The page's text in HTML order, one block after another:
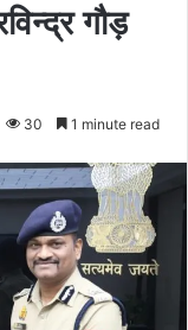
गौड़
30 1 minute read